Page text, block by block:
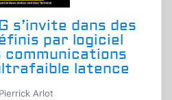
s’invite dans des
par logiciel
communications
latence
Arlot